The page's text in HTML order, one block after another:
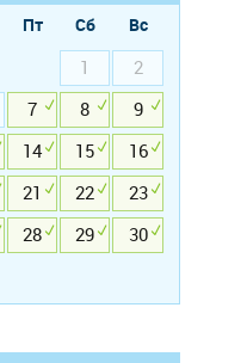
Пт Сб
Вс
1
2
7 8
9
14 15
16
21 22
23
28 29
30